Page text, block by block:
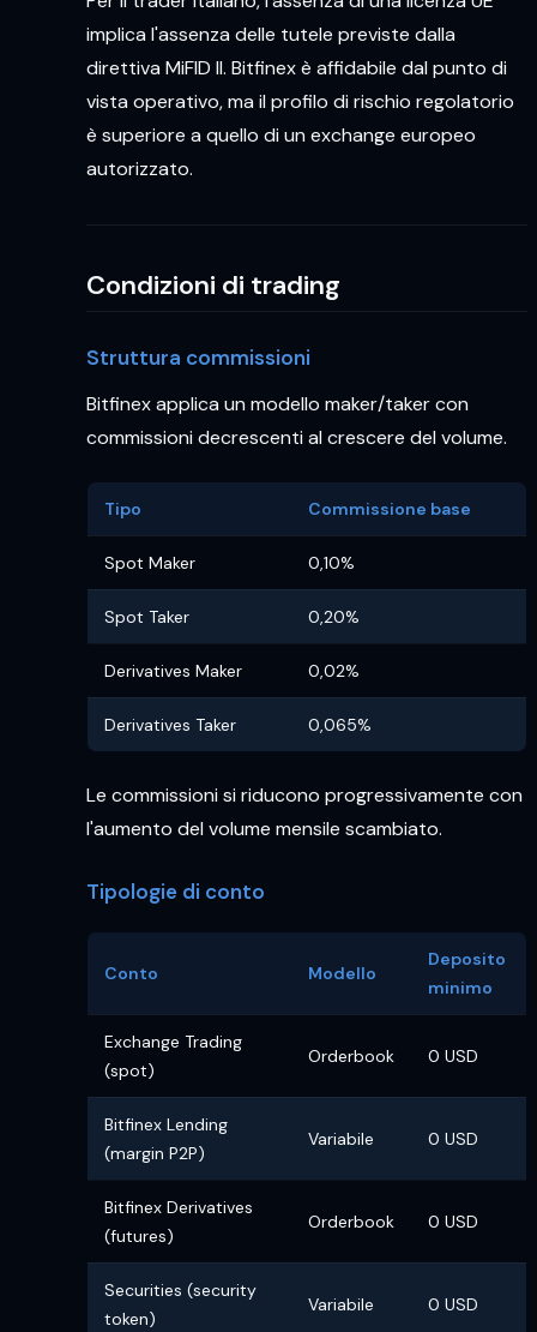
implica l'assenza delle tutele previste dalla
direttiva MiFID II. Bitfinex è affidabile dal punto di
vista operativo, ma il profilo di rischio regolatorio
è superiore a quello di un exchange europeo
autorizzato.
Condizioni di trading
Struttura commissioni
Bitfinex applica un modello maker/taker con
commissioni decrescenti al crescere del volume.
Tipo Commissione base
Spot Maker 0,10%
Spot Taker 0,20%
Derivatives Maker 0,02%
Derivatives Taker 0,065%
Le commissioni si riducono progressivamente con
l'aumento del volume mensile scambiato.
Tipologie di conto
Conto Modello
Deposito
minimo
Exchange Trading
(spot)
Orderbook 0 USD
Bitfinex Lending
(margin P2P)
Variabile 0 USD
Bitfinex Derivatives
(futures)
Orderbook 0 USD
Securities (security
token)
Variabile 0 USD